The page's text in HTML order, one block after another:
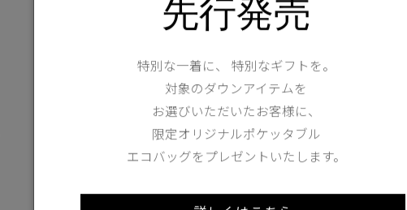
先行発売
特別な一着に、 特別なギフトを。
対象のダウンアイテムを
お選びいただいたお客様に、
限定オリジナルポケッタブル
エコバッグをプレゼントいたします。